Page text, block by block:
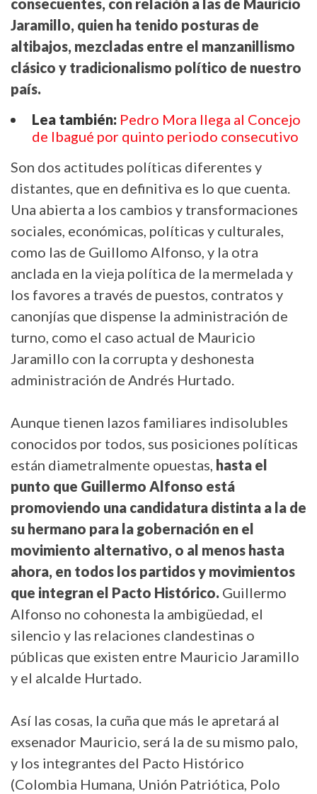
consecuentes, con relación a las de Mauricio
Jaramillo, quien ha tenido posturas de
altibajos, mezcladas entre el manzanillismo
clásico y tradicionalismo político de nuestro
país.
Lea también: Pedro Mora llega al Concejo
de Ibagué por quinto periodo consecutivo
Son dos actitudes políticas diferentes y
distantes, que en definitiva es lo que cuenta.
Una abierta a los cambios y transformaciones
sociales, económicas, políticas y culturales,
como las de Guillomo Alfonso, y la otra
anclada en la vieja política de la mermelada y
los favores a través de puestos, contratos y
canonjías que dispense la administración de
turno, como el caso actual de Mauricio
Jaramillo con la corrupta y deshonesta
administración de Andrés Hurtado.
Aunque tienen lazos familiares indisolubles
conocidos por todos, sus posiciones políticas
están diametralmente opuestas, hasta el
punto que Guillermo Alfonso está
promoviendo una candidatura distinta a la de
su hermano para la gobernación en el
movimiento alternativo, o al menos hasta
ahora, en todos los partidos y movimientos
que integran el Pacto Histórico. Guillermo
Alfonso no cohonesta la ambigüedad, el
silencio y las relaciones clandestinas o
públicas que existen entre Mauricio Jaramillo
y el alcalde Hurtado.
Así las cosas, la cuña que más le apretará al
exsenador Mauricio, será la de su mismo palo,
y los integrantes del Pacto Histórico
(Colombia Humana, Unión Patriótica, Polo